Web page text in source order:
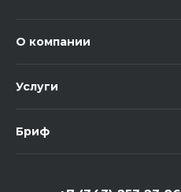
О компании
Услуги
Бриф